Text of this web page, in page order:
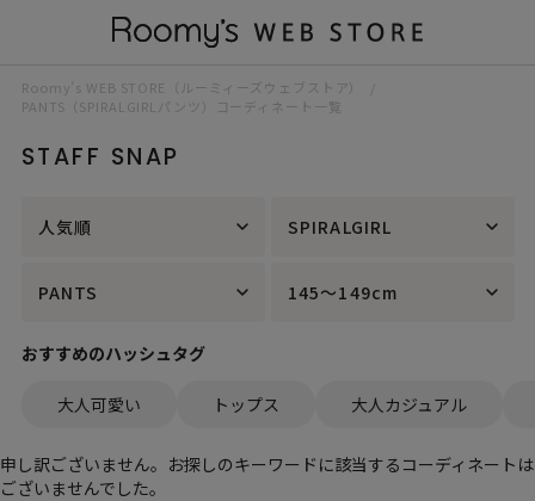
Roomy’s WEB STORE（ルーミィーズウェブストア）
PANTS（SPIRALGIRLパンツ）コーディネート一覧
STAFF SNAP
人気順 SPIRALGIRL
PANTS 145～149cm
おすすめのハッシュタグ
大人可愛い トップス 大人カジュアル
申し訳ございません。お探しのキーワードに該当するコーディネートは
ございませんでした。